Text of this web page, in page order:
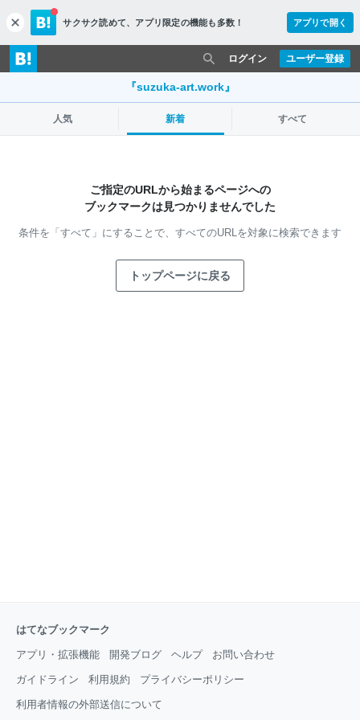
c
l
o
s
サクサク読めて、 アプリ限定の機能も多数！ アプリで開く
ユーザー登録
ログイン
『suzuka-art.work』
人気 新着 すべて
ご指定のURLから始まるページへの
ブックマークは見つかりませんでした
条件を「すべて」にすることで、 すべてのURLを対象に検索できます
トップページに戻る
はてなブックマーク
アプリ・拡張機能 開発ブログ ヘルプ お問い合わせ
ガイドライン 利用規約 プライバシーポリシー
利用者情報の外部送信について